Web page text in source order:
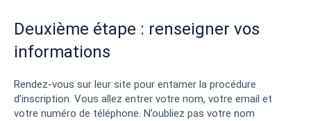
Deuxième étape : renseigner vos
informations
Rendez-vous sur leur site pour entamer la procédure
d’inscription. Vous allez entrer votre nom, votre email et
votre numéro de téléphone. N’oubliez pas votre nom